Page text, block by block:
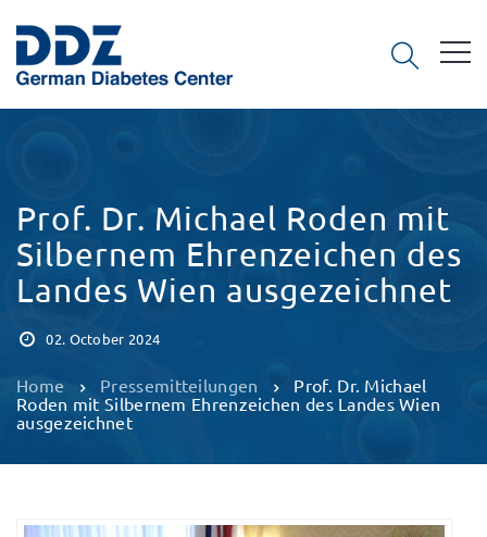
Prof. Dr. Michael Roden mit
Silbernem Ehrenzeichen des
Landes Wien ausgezeichnet
02. October 2024
Home Pressemitteilungen
Prof. Dr. Michael
Roden mit Silbernem Ehrenzeichen des Landes Wien
ausgezeichnet